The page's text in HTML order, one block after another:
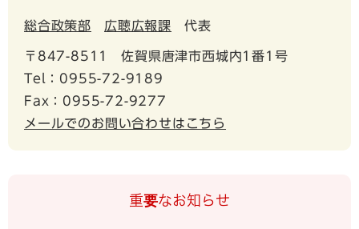
総合政策部 広聴広報課 代表
〒847-8511
佐賀県唐津市西城内1番1号
Tel：0955-72-9189
Fax：0955-72-9277
メールでのお問い合わせはこちら
重要なお知らせ